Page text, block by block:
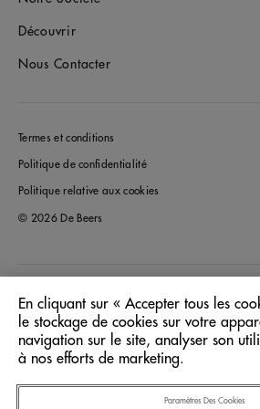
Découvrir
Nous Contacter
Termes et conditions
Politique de confidentialité
Politique relative aux cookies
© 2026 De Beers
Canada
Langue: Français
En cliquant sur « Accepter tous les
le stockage de cookies sur votre
navigation sur le site, analyser son
à nos efforts de marketing.
Paramètres Des Cookies